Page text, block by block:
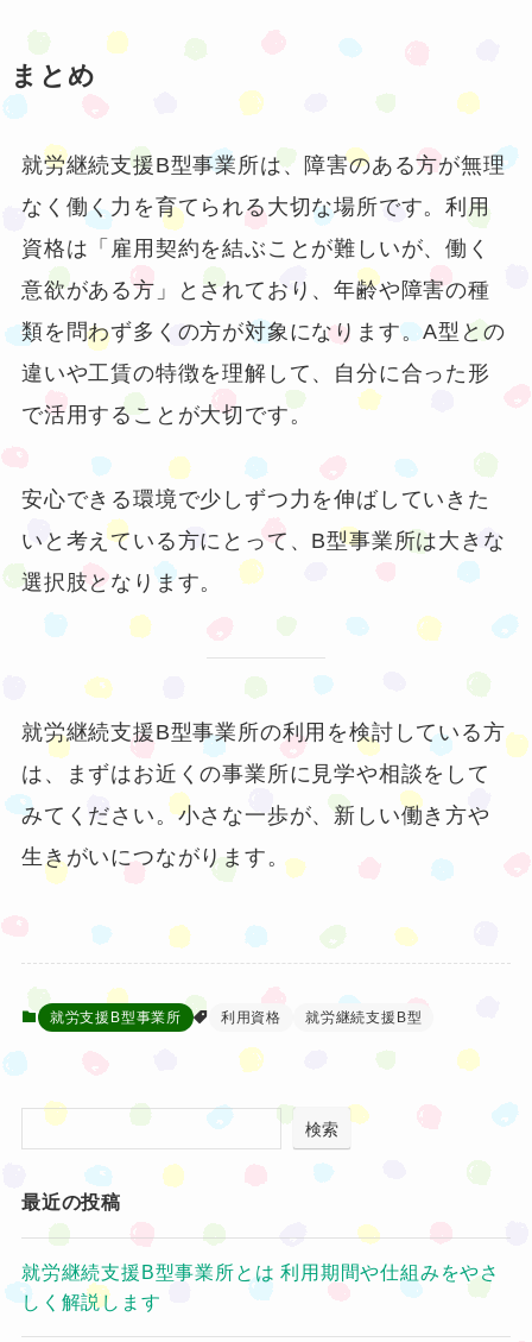
まとめ
就労継続支援B型事業所は、障害のある方が無理
なく働く力を育てられる大切な場所です。利用
資格は「雇用契約を結ぶことが難しいが、働く
意欲がある方」とされており、年齢や障害の種
類を問わず多くの方が対象になります。A型との
違いや工賃の特徴を理解して、自分に合った形
で活用することが大切です。
安心できる環境で少しずつ力を伸ばしていきた
いと考えている方にとって、B型事業所は大きな
選択肢となります。
就労継続支援B型事業所の利用を検討している方
は、まずはお近くの事業所に見学や相談をして
みてください。小さな一歩が、新しい働き方や
生きがいにつながります。
就労支援B型事業所 利用資格 就労継続支援B型
検索
最近の投稿
就労継続支援B型事業所とは 利用期間や仕組みをやさ
しく解説します